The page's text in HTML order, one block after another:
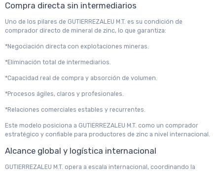
Compra directa sin intermediarios
Uno de los pilares de GUTIERREZALEU M.T. es su condición de
comprador directo de mineral de zinc, lo que garantiza:
*Negociación directa con explotaciones mineras.
*Eliminación total de intermediarios.
*Capacidad real de compra y absorción de volumen.
*Procesos ágiles, claros y profesionales.
*Relaciones comerciales estables y recurrentes.
Este modelo posiciona a GUTIERREZALEU M.T. como un comprador
estratégico y confiable para productores de zinc a nivel internacional.
Alcance global y logística internacional
GUTIERREZALEU M.T. opera a escala internacional, coordinando la